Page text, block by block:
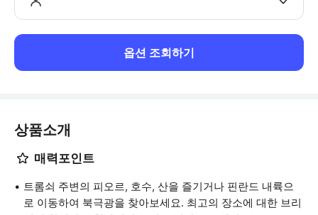
옵션 조회하기
상품소개
매력포인트
트롬쇠 주변의 피오르, 호수, 산을 즐기거나 핀란드 내륙으
로 이동하여 북극광을 찾아보세요. 최고의 장소에 대한 브리